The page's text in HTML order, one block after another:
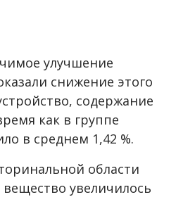
улучшение
снижение этого
содержание
как в группе
в среднем 1,42 %.
области
вещество увеличилось